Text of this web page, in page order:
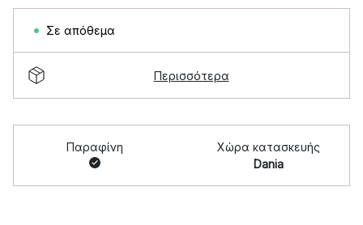
Σε απόθεμα
Περισσότερα
Παραφίνη
Χώρα κατασκευής
Dania